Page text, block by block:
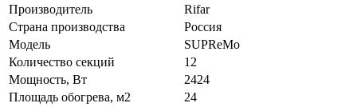
Производитель
Rifar
Страна производства
Россия
Модель
SUPReMo
Количество секций
12
Мощность, Вт
2424
Площадь обогрева, м2
24